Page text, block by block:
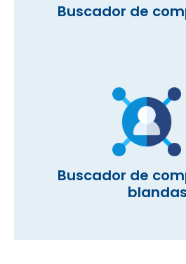
Buscador de
Buscador de
blandas